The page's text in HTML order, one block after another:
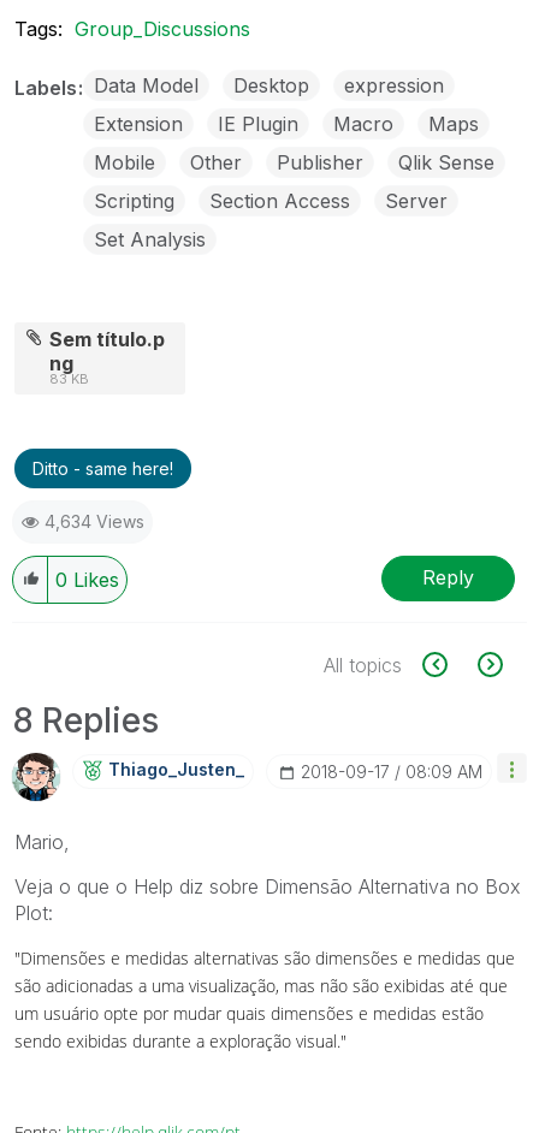
Tags: Group_Discussions
Labels Data Model Desktop
expression
Extension
IE Plugin Macro
Maps
Mobile
Other Publisher
Qlik Sense
Scripting
Section Access
Server
Set Analysis
Sem título.p
ng
83 KB
Ditto - same here!
4,634 Views
0 Likes Reply
All topics
8 Replies
Thiago_Justen_ ‎2018-09-17 08:09 AM
Mario,
Veja o que o Help diz sobre Dimensão Alternativa no Box
Plot:
"Dimensões e medidas alternativas são dimensões e medidas que
são adicionadas a uma visualização, mas não são exibidas até que
um usuário opte por mudar quais dimensões e medidas estão
sendo exibidas durante a exploração visual."